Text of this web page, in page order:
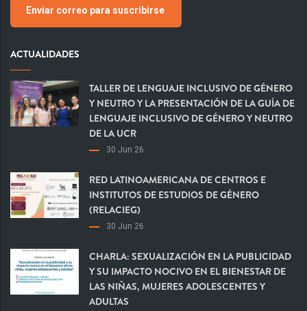
Enviar correo para suscribirse
ACTUALIDADES
TALLER DE LENGUAJE INCLUSIVO DE GÉNERO
Y NEUTRO Y LA PRESENTACIÓN DE LA GUÍA DE
LENGUAJE INCLUSIVO DE GÉNERO Y NEUTRO
DE LA UCR
30 Jun 26
RED LATINOAMERICANA DE CENTROS E
INSTITUTOS DE ESTUDIOS DE GÉNERO
(RELACIEG)
30 Jun 26
CHARLA: SEXUALIZACIÓN EN LA PUBLICIDAD
Y SU IMPACTO NOCIVO EN EL BIENESTAR DE
LAS NIÑAS, MUJERES ADOLESCENTES Y
ADULTAS